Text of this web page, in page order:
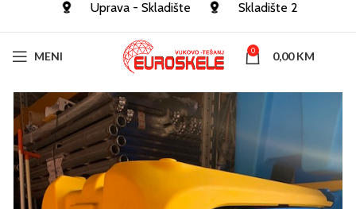
Uprava - Skladište Skladište 2
MENI 0 0,00KM